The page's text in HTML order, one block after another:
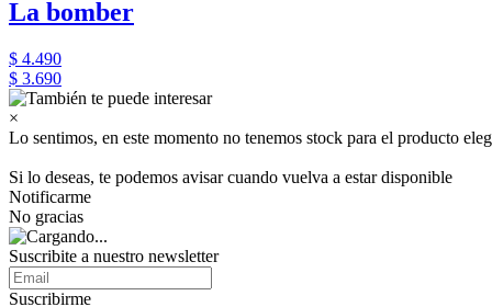
La bomber
$ 4.490
$ 3.690
×
Lo sentimos, en este momento no tenemos stock para el producto
Si lo deseas, te podemos avisar cuando vuelva a estar disponible
Notificarme
No gracias
Suscribite a nuestro newsletter
Suscribirme